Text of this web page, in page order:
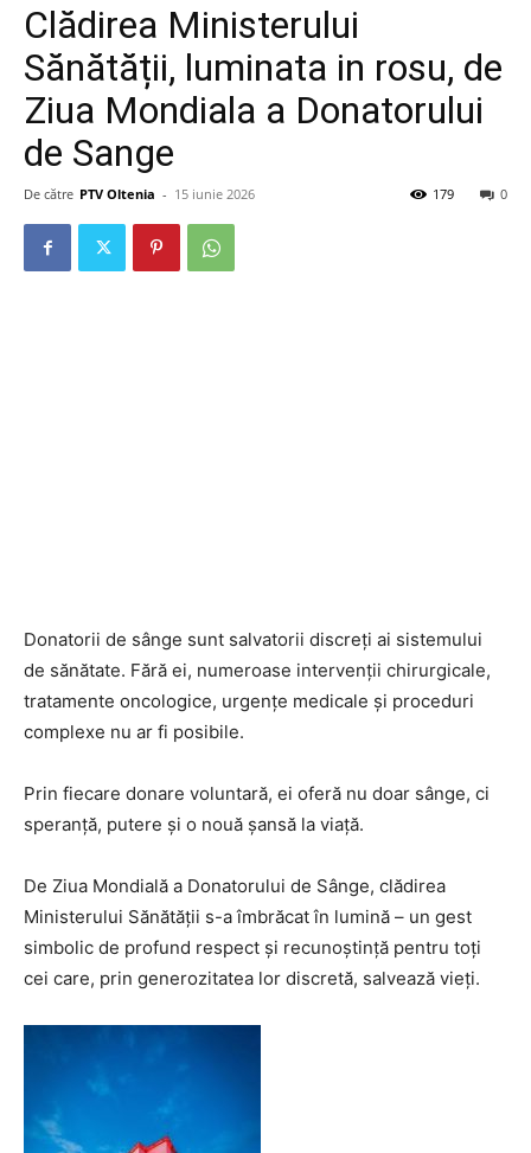
Clădirea Ministerului
Sănătății, luminata in rosu, de
Ziua Mondiala a Donatorului
de Sange
De către PTV Oltenia - 15 iunie 2026 0
179
Donatorii de sânge sunt salvatorii discreți ai sistemului
de sănătate. Fără ei, numeroase intervenții chirurgicale,
tratamente oncologice, urgențe medicale și proceduri
complexe nu ar fi posibile.
Prin fiecare donare voluntară, ei oferă nu doar sânge, ci
speranță, putere și o nouă șansă la viață.
De Ziua Mondială a Donatorului de Sânge, clădirea
Ministerului Sănătății s-a îmbrăcat în lumină – un gest
simbolic de profund respect și recunoștință pentru toți
cei care, prin generozitatea lor discretă, salvează vieți.